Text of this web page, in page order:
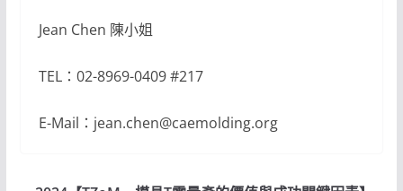
Jean Chen 陳小姐
TEL：02-8969-0409 #217
E-Mail：jean.chen@caemolding.org